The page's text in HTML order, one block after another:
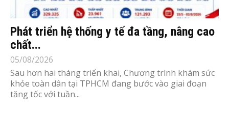
Phát triển hệ thống y tế đa tầng, nâng cao
chất...
05/08/2026
Sau hơn hai tháng triển khai, Chương trình khám sức
khỏe toàn dân tại TPHCM đang bước vào giai đoạn
tăng tốc với tuần...